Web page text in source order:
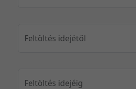
Feltöltés idejétől
Feltöltés idejéig